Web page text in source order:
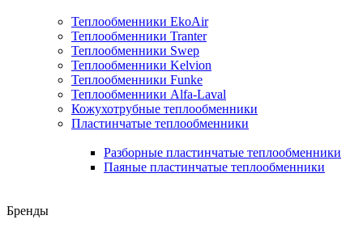
Теплообменники EkoAir
Теплообменники Tranter
Теплообменники Swep
Теплообменники Kelvion
Теплообменники Funke
Теплообменники Alfa-Laval
Кожухотрубные теплообменники
Пластинчатые теплообменники
Разборные пластинчатые теплообменники
Паяные пластинчатые теплообменники
Бренды